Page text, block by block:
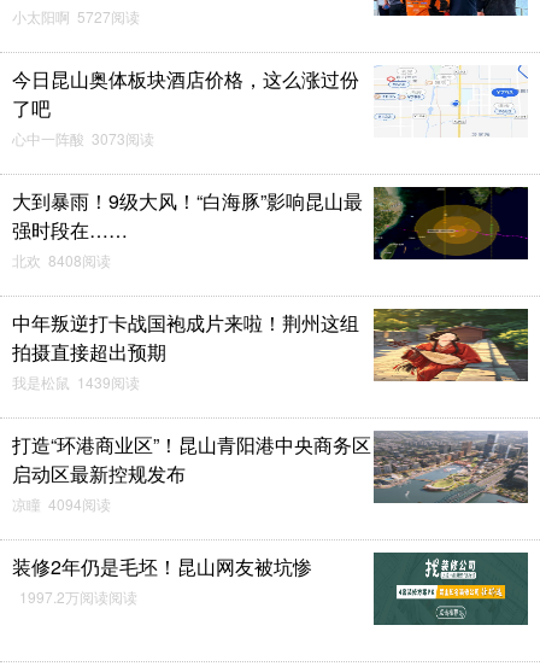
小太阳啊 5727阅读
今日昆山奥体板块酒店价格，这么涨过份
了吧
心中一阵酸 3073阅读
大到暴雨！9级大风！“白海豚”影响昆山最
强时段在……
北欢 8408阅读
中年叛逆打卡战国袍成片来啦！荆州这组
拍摄直接超出预期
我是松鼠 1439阅读
打造“环港商业区”！昆山青阳港中央商务区
启动区最新控规发布
凉瞳 4094阅读
装修2年仍是毛坯！昆山网友被坑惨
1997.2万阅读阅读